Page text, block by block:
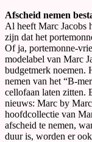
Afscheid nemen
Al heeft Marc Jacobs
zijn dat het
Of ja, portemonne-
modelabel van Marc
budgetmerk noemen.
nemen van het “B-
cellofaan laten zitten.
nieuws: Marc by
hoofdcollectie van
afscheid te nemen,
duur is, worden er